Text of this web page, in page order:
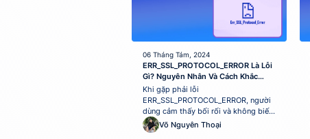
06 Tháng Tám, 2024
ERR_SSL_PROTOCOL_ERROR Là Lỗi
Gì? Nguyên Nhân Và Cách Khắc
Phục
Khi gặp phải lỗi
ERR_SSL_PROTOCOL_ERROR, người
dùng cảm thấy bối rối và không biết
phải xử lý như thế nào để có thể truy
cập vào website. Lỗi này thường xảy
Võ Nguyên Thoại